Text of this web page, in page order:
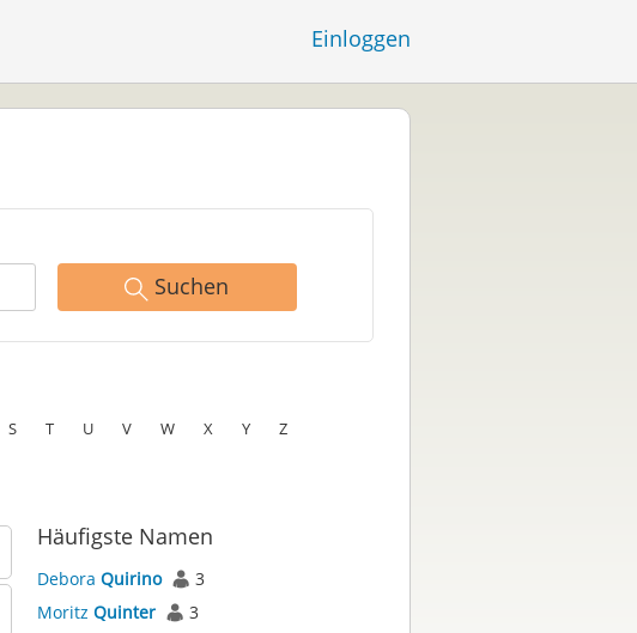
Einloggen
Suchen
S T U V W X Y Z
Häufigste Namen
Debora Quirino
3
Moritz Quinter
3